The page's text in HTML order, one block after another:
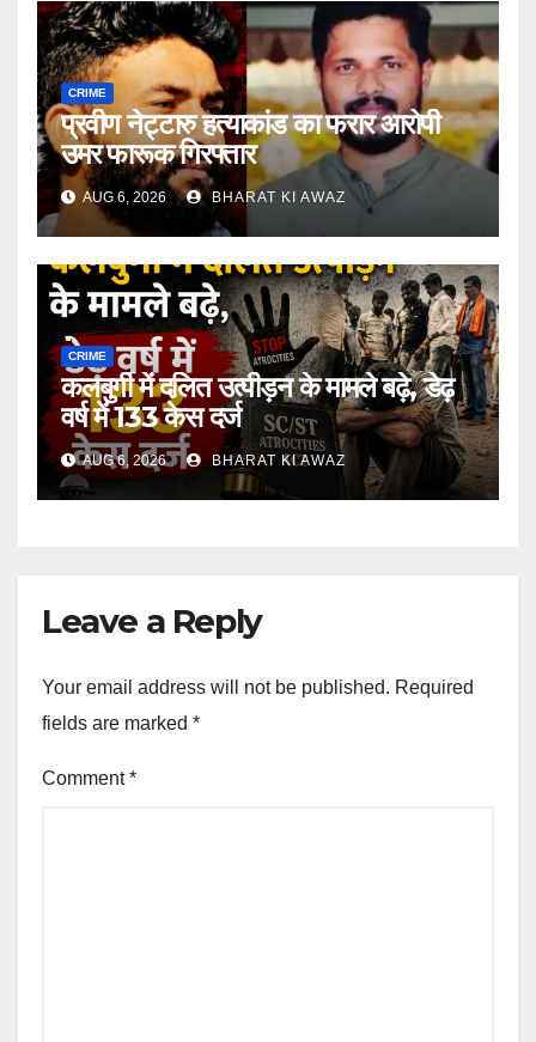
CRIME
प्रवीण नेट्टारु हत्याकांड का फरार आरोपी
उमर फारूक गिरफ्तार
AUG 6, 2026 BHARAT KI AWAZ
CRIME
कलबुर्गी में दलित उत्पीड़न के मामले बढ़े, डेढ़
वर्ष में 133 केस दर्ज
AUG 6, 2026 BHARAT KI AWAZ
Leave a Reply
Your email address will not be published. Required
fields are marked *
Comment*